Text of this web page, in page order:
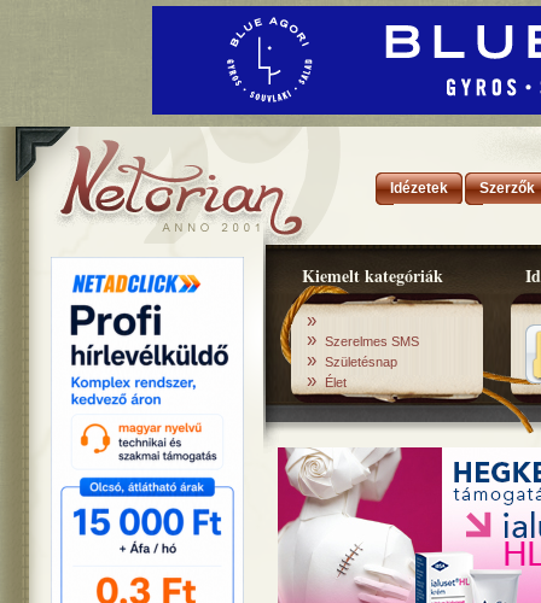
Idézetek Szerzők
Kiemelt kategóriák
»
» Szerelmes SMS
» Születésnap
» Élet